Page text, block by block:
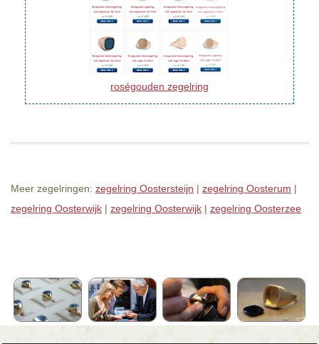
roségouden zegelring
Meer zegelringen: zegelring Oostersteijn | zegelring Oosterum |
zegelring Oosterwijk | zegelring Oosterwijk | zegelring Oosterzee